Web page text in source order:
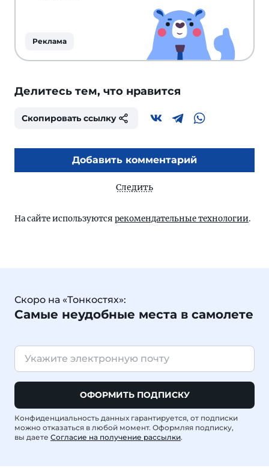
Реклама
Делитесь тем, что нравится
Скопировать ссылку
Добавить комментарий
Следить
На сайте используются рекомендательные технологии.
Скоро на «Тонкостях»:
Самые неудобные места в самолете
ОФОРМИТЬ ПОДПИСКУ
Конфиденциальность данных гарантируется, от подписки
можно отказаться в любой момент. Оформляя подписку,
вы даете Согласие на получение рассылки.